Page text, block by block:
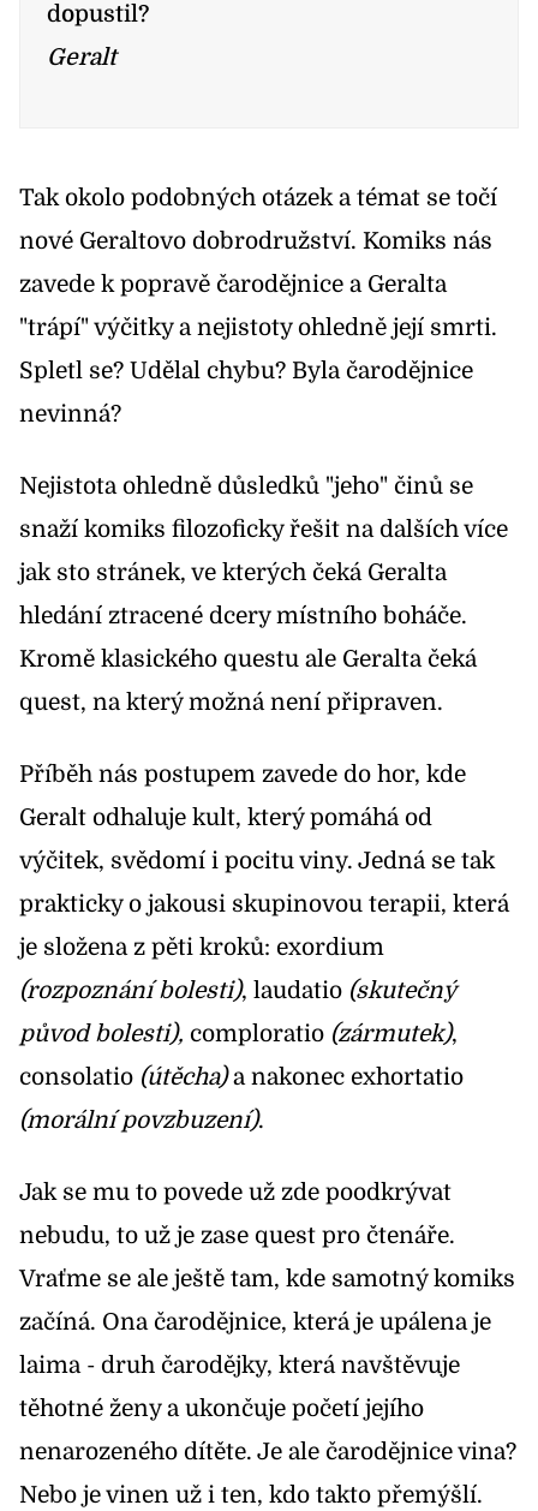
dopustil?
Geralt
Tak okolo podobných otázek a témat se točí
nové Geraltovo dobrodružství. Komiks nás
zavede k popravě čarodějnice a Geralta
"trápí" výčitky a nejistoty ohledně její smrti.
Spletl se? Udělal chybu? Byla čarodějnice
nevinná?
Nejistota ohledně důsledků "jeho" činů se
snaží komiks filozoficky řešit na dalších více
jak sto stránek, ve kterých čeká Geralta
hledání ztracené dcery místního boháče.
Kromě klasického questu ale Geralta čeká
quest, na který možná není připraven.
Příběh nás postupem zavede do hor, kde
Geralt odhaluje kult, který pomáhá od
výčitek, svědomí i pocitu viny. Jedná se tak
prakticky o jakousi skupinovou terapii, která
je složena z pěti kroků: exordium
(rozpoznání bolesti), laudatio (skutečný
původ bolesti), comploratio (zármutek),
consolatio (útěcha)a nakonec exhortatio
(morální povzbuzení).
Jak se mu to povede už zde poodkrývat
nebudu, to už je zase quest pro čtenáře.
Vraťme se ale ještě tam, kde samotný komiks
začíná. Ona čarodějnice, která je upálena je
laima - druh čarodějky, která navštěvuje
těhotné ženy a ukončuje početí jejího
nenarozeného dítěte. Je ale čarodějnice vina?
Nebo je vinen už i ten, kdo takto přemýšlí.